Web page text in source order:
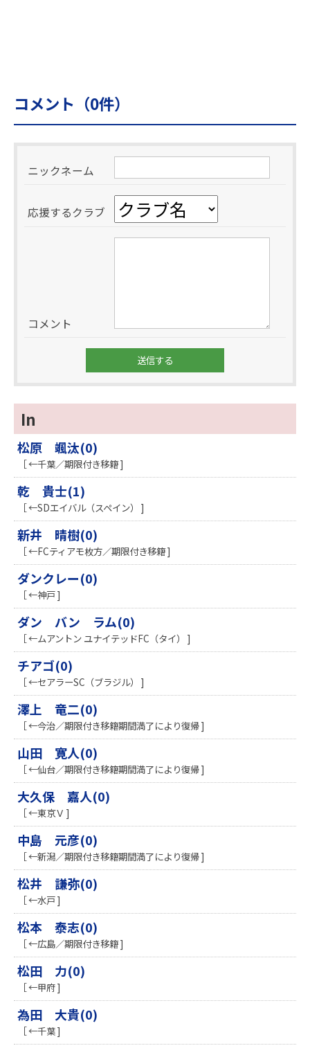
コメント（0件）
ニックネーム
応援するクラブ
コメント
In
松原 颯汰(0)
［ ←千葉／期限付き移籍 ]
乾 貴士(1)
［ ←SDエイバル（スペイン） ]
新井 晴樹(0)
［ ←FCティアモ枚方／期限付き移籍 ]
ダンクレー(0)
［ ←神戸 ]
ダン バン ラム(0)
［ ←ムアントン ユナイテッドFC（タイ） ]
チアゴ(0)
［ ←セアラーSC（ブラジル） ]
澤上 竜二(0)
［ ←今治／期限付き移籍期間満了により復帰 ]
山田 寛人(0)
［ ←仙台／期限付き移籍期間満了により復帰 ]
大久保 嘉人(0)
［ ←東京Ｖ ]
中島 元彦(0)
［ ←新潟／期限付き移籍期間満了により復帰 ]
松井 謙弥(0)
［ ←水戸 ]
松本 泰志(0)
［ ←広島／期限付き移籍 ]
松田 力(0)
［ ←甲府 ]
為田 大貴(0)
［ ←千葉 ]